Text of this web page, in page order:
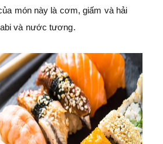
món này là cơm, giấm và hải
và nước tương.